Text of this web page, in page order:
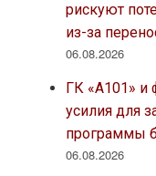
рискуют
из-за
06.08.2026
ГК «А101»
усилия для
программы
06.08.2026